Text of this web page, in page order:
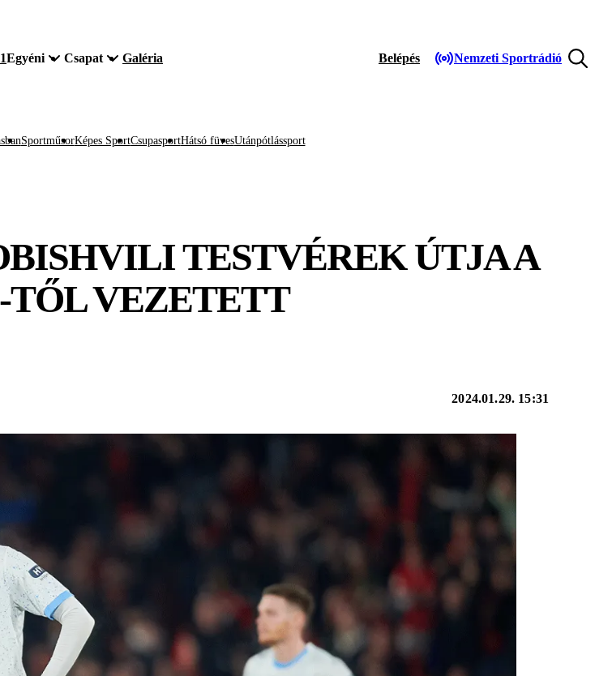
Egyéni Csapat Galéria Belépés Nemzeti Sportrádió
SportműsorKépes SportCsupasportHátsó füvesUtánpótlássport
TESTVÉREK ÚTJA A
VEZETETT
2024.01.29. 15:31